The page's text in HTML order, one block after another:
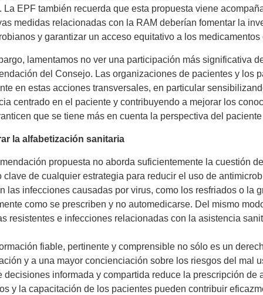
La EPF también recuerda que esta propuesta viene
medidas relacionadas con la RAM deberían fomentar la
y garantizar un acceso equitativo a los
lamentamos no ver una participación más significativa
del Consejo. Las organizaciones de pacientes y los
en estas acciones transversales, en particular
centrado en el paciente y contribuyendo a mejorar los
que se tiene más en cuenta la perspectiva del
la alfabetización sanitaria
propuesta no aborda suficientemente la cuestión
clave de cualquier estrategia para reducir el uso de
las infecciones causadas por virus, como los resfriados o la
como se prescriben y no automedicarse. Del mismo
resistentes e infecciones relacionadas con la asistencia
fiable, pertinente y comprensible no sólo es un
y a una mayor concienciación sobre los riesgos del mal
decisiones informada y compartida reduce la prescripción
y la capacitación de los pacientes pueden contribuir